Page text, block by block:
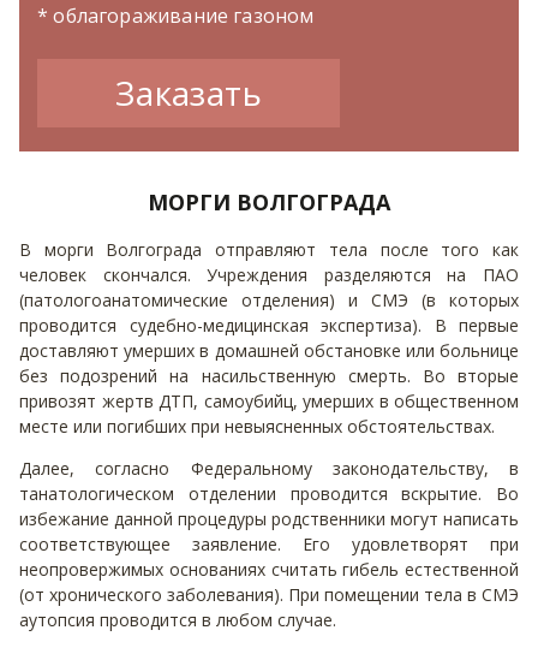
* облагораживание газоном
Заказать
МОРГИ ВОЛГОГРАДА
В морги Волгограда отправляют тела после того как
человек скончался. Учреждения разделяются на ПАО
(патологоанатомические отделения) и СМЭ (в которых
проводится судебно-медицинская экспертиза). В первые
доставляют умерших в домашней обстановке или больнице
без подозрений на насильственную смерть. Во вторые
привозят жертв ДТП, самоубийц, умерших в общественном
месте или погибших при невыясненных обстоятельствах.
Далее, согласно Федеральному законодательству, в
танатологическом отделении проводится вскрытие. Во
избежание данной процедуры родственники могут написать
соответствующее заявление. Его удовлетворят при
неопровержимых основаниях считать гибель естественной
(от хронического заболевания). При помещении тела в СМЭ
аутопсия проводится в любом случае.